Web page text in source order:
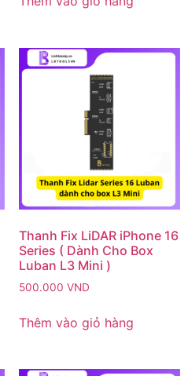
Thanh Fix LiDAR iPhone 16
Series ( Dành Cho Box
Luban L3 Mini )
500.000 VND
Thêm vào giỏ hàng